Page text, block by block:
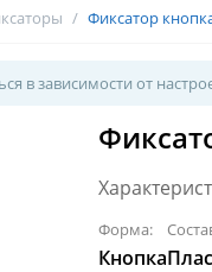
/ Фиксатор
в зависимости от
Форма:
Кнопка